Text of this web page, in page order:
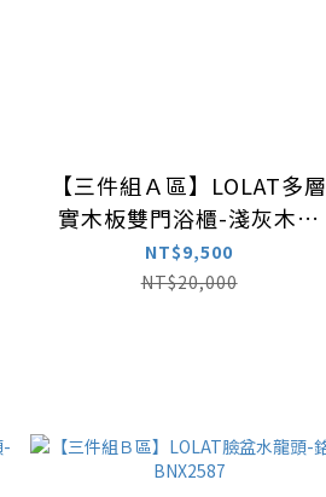
【三件組Ａ區】LOLAT多層
實木板雙門浴櫃-淺灰木色
WC205CW009
NT$9,500
NT$20,000